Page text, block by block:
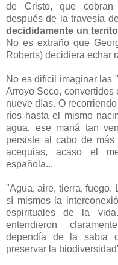
de Cristo, que cobran
después de la travesía
decididamente un
No es extraño que
Roberts) decidiera echar
No es difícil imaginar las
Arroyo Seco,
nueve días. O
ríos hasta el mismo
agua, ese maná tan
persiste al cabo de
acequias, acaso el
española...
"Agua, aire, tierra, fuego.
sí mismos la
espirituales de la
entendieron
dependía de la sabia
preservar la